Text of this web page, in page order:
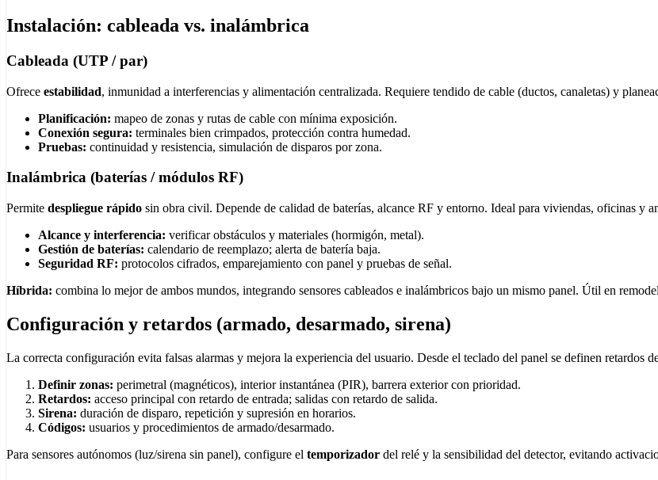
Instalación: cableada vs. inalámbrica
Cableada (UTP / par)
Ofrece estabilidad, inmunidad a interferencias y alimentación centralizada. Requiere tendido de cable (ductos, canaletas) y
Planificación: mapeo de zonas y rutas de cable con mínima exposición.
Conexión segura: terminales bien crimpados, protección contra humedad.
Pruebas: continuidad y resistencia, simulación de disparos por zona.
Inalámbrica (baterías / módulos RF)
Permite despliegue rápido sin obra civil. Depende de calidad de baterías, alcance RF y entorno. Ideal para viviendas, oficinas y
Alcance y interferencia: verificar obstáculos y materiales (hormigón, metal).
Gestión de baterías: calendario de reemplazo; alerta de batería baja.
Seguridad RF: protocolos cifrados, emparejamiento con panel y pruebas de señal.
Híbrida: combina lo mejor de ambos mundos, integrando sensores cableados e inalámbricos bajo un mismo panel. Útil en
Configuración y retardos (armado, desarmado, sirena)
La correcta configuración evita falsas alarmas y mejora la experiencia del usuario. Desde el teclado del panel se definen retardos
Definir zonas: perimetral (magnéticos), interior instantánea (PIR), barrera exterior con prioridad.
Retardos: acceso principal con retardo de entrada; salidas con retardo de salida.
Sirena: duración de disparo, repetición y supresión en horarios.
Códigos: usuarios y procedimientos de armado/desarmado.
Para sensores autónomos (luz/sirena sin panel), configure el temporizador del relé y la sensibilidad del detector, evitando